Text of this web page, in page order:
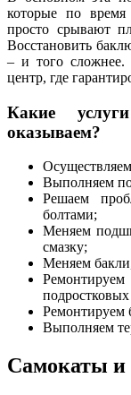
которые по
просто срывают
Восстановить
– и того сложнее.
центр, где
Какие
оказываем?
Выполняем
Решаем
болтами;
Меняем
смазку;
Меняем
Ремонтируем
Выполняем
Самокаты и